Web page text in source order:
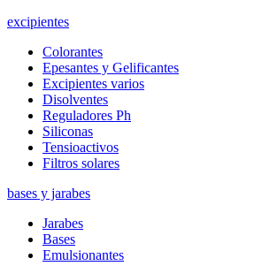
excipientes
Colorantes
Epesantes y Gelificantes
Excipientes varios
Disolventes
Reguladores Ph
Siliconas
Tensioactivos
Filtros solares
bases y jarabes
Jarabes
Bases
Emulsionantes